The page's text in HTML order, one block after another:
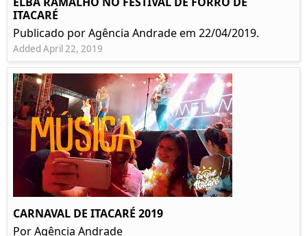
ITACARÉ
Publicado por Agência Andrade em 22/04/2019.
Added April 22, 2019
CARNAVAL DE ITACARÉ 2019
Por Agência Andrade